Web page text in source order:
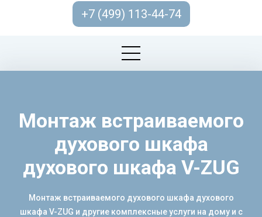
+7 (499) 113-44-74
Монтаж встраиваемого
духового шкафа
духового шкафа V-ZUG
Монтаж встраиваемого духового шкафа духового
шкафа V-ZUG и другие комплексные услуги на дому и с